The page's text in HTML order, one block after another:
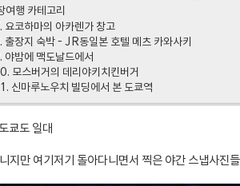
행 카테고리
요코하마의 아카렌가 창고
장지 숙박 - JR동일본 호텔 메츠 카와사키
밤에 맥도날드에서
모스버거의 데리야키치킨버거
신마루노우치 빌딩에서 본 도쿄역
쿄도 일대
지만 여기저기 돌아다니면서 찍은 야간 스냅사진들